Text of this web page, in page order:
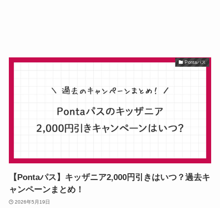
Pontaパス
【Pontaパス】キッザニア2,000円引きはいつ？過去キ
ャンペーンまとめ！
2026年5月19日